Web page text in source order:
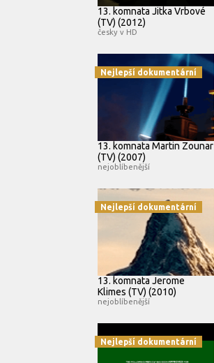
13. komnata Jitka Vrbové
(TV) (2012)
česky v HD
Nejlepší dokumentární
13. komnata Martin Zounar
(TV) (2007)
nejoblíbenější
Nejlepší dokumentární
13. komnata Jerome
Klimes (TV) (2010)
nejoblíbenější
Nejlepší dokumentární